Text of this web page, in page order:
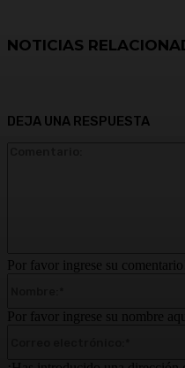
NOTICIAS
DEJA UNA RESPUESTA
Por favor ingrese su comentario!
Por favor ingrese su nombre